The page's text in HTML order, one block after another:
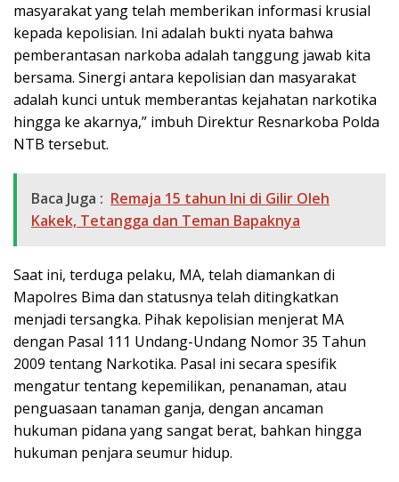
masyarakat yang telah memberikan informasi krusial
kepada kepolisian. Ini adalah bukti nyata bahwa
pemberantasan narkoba adalah tanggung jawab kita
bersama. Sinergi antara kepolisian dan masyarakat
adalah kunci untuk memberantas kejahatan narkotika
hingga ke akarnya,” imbuh Direktur Resnarkoba Polda
NTB tersebut.
Baca Juga : Remaja 15 tahun Ini di Gilir Oleh
Kakek, Tetangga dan Teman Bapaknya
Saat ini, terduga pelaku, MA, telah diamankan di
Mapolres Bima dan statusnya telah ditingkatkan
menjadi tersangka. Pihak kepolisian menjerat MA
dengan Pasal 111 Undang-Undang Nomor 35 Tahun
2009 tentang Narkotika. Pasal ini secara spesifik
mengatur tentang kepemilikan, penanaman, atau
penguasaan tanaman ganja, dengan ancaman
hukuman pidana yang sangat berat, bahkan hingga
hukuman penjara seumur hidup.